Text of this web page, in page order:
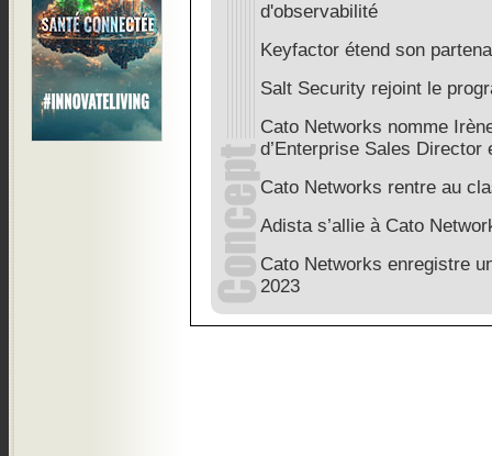
d'observabilité
Keyfactor étend son
Salt Security rejoint le
Cato Networks nomme
d’Enterprise Sales Director
Cato Networks rentre au
Adista s’allie à Cato
Cato Networks enregistre
2023